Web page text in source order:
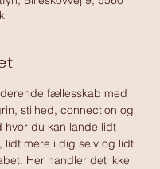
fællesskab med
stilhed, connection og
hvor du kan lande lidt
lidt mere i dig selv og lidt
Her handler det ikke